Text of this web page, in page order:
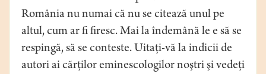
România nu numai că nu se citează unul pe
altul, cum ar fi firesc. Mai la îndemână le e să se
respingă, să se conteste. Uitaţi-vă la indicii de
autori ai cărţilor eminescologilor noştri şi vedeţi